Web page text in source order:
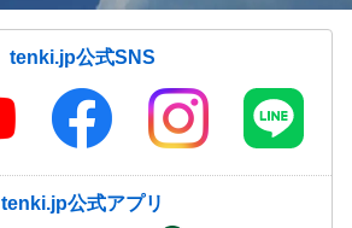
tenki.jp公式SNS
tenki.jp公式アプリ